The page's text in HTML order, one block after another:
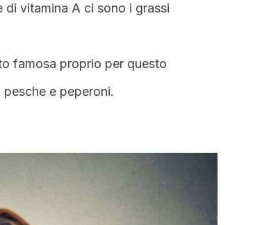
di vitamina A ci sono i grassi
famosa proprio per questo
e peperoni.